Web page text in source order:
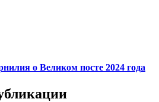
о Великом посте 2024 года